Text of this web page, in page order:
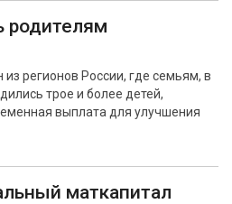
регионов России, где семьям, в
трое и более детей,
выплата для улучшения
маткапитал